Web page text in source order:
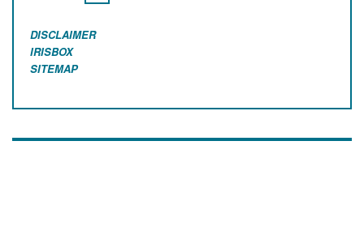
DISCLAIMER
IRISBOX
SITEMAP